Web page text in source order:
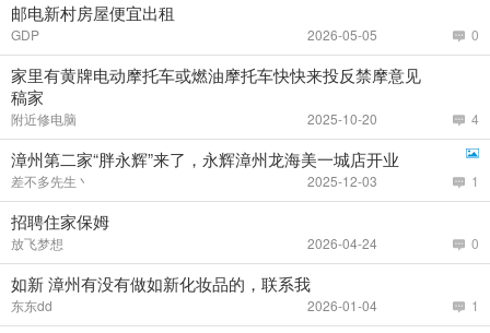
邮电新村房屋便宜出租
GDP 0
2026-05-05
家里有黄牌电动摩托车或燃油摩托车快快来投反禁摩意见
稿家
附近修电脑 4
2025-10-20
漳州第二家“胖永辉”来了，永辉漳州龙海美一城店开业
差不多先生丶 1
2025-12-03
招聘住家保姆
放飞梦想 0
2026-04-24
如新 漳州有没有做如新化妆品的，联系我
东东dd 1
2026-01-04